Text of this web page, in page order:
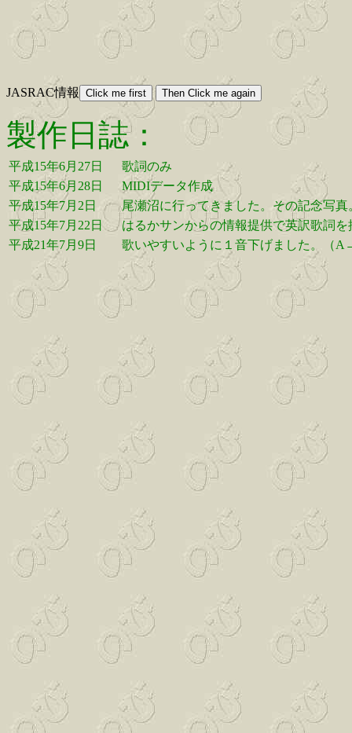
JASRAC情報
製作日誌：
平成15年6月27日
歌詞のみ
平成15年6月28日
MIDIデータ作成
平成15年7月2日
尾瀬沼に行ってきました。その記念写
平成15年7月22日
はるかサンからの情報提供で英訳歌詞
平成21年7月9日
歌いやすいように１音下げました。（